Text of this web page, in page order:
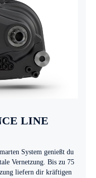
LINE
System genießt du
Vernetzung. Bis zu 75
liefern dir kräftigen